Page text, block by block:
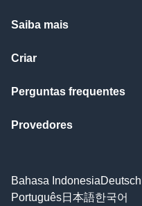
Saiba mais
Criar
Perguntas frequentes
Provedores
Bahasa IndonesiaDeutsch
Português日本語한국어